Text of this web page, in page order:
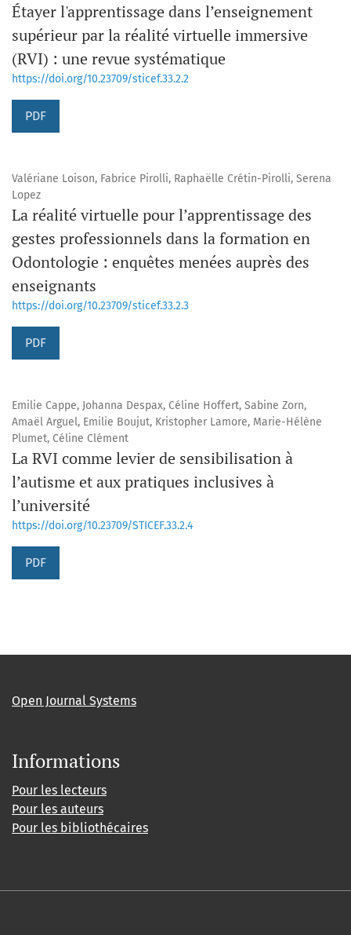
Étayer l'apprentissage dans l’enseignement
supérieur par la réalité virtuelle immersive
(RVI) : une revue systématique
https://doi.org/10.23709/sticef.33.2.2
PDF
Valériane Loison, Fabrice Pirolli, Raphaëlle Crétin-Pirolli, Serena
Lopez
La réalité virtuelle pour l’apprentissage des
gestes professionnels dans la formation en
Odontologie : enquêtes menées auprès des
enseignants
https://doi.org/10.23709/sticef.33.2.3
PDF
Emilie Cappe, Johanna Despax, Céline Hoffert, Sabine Zorn,
Amaël Arguel, Emilie Boujut, Kristopher Lamore, Marie-Hélène
Plumet, Céline Clément
La RVI comme levier de sensibilisation à
l’autisme et aux pratiques inclusives à
l’université
https://doi.org/10.23709/STICEF.33.2.4
PDF
Open Journal Systems
Informations
Pour les lecteurs
Pour les auteurs
Pour les bibliothécaires